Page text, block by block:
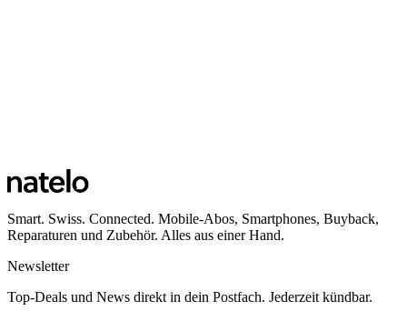
Smart. Swiss. Connected. Mobile-Abos, Smartphones, Buyback,
Reparaturen und Zubehör. Alles aus einer Hand.
Newsletter
Top-Deals und News direkt in dein Postfach. Jederzeit kündbar.